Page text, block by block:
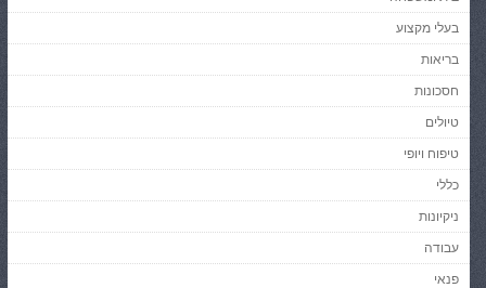
בעלי מקצוע
בריאות
חסכונות
טיולים
טיפוח ויופי
כללי
ניקיונות
עבודה
פנאי